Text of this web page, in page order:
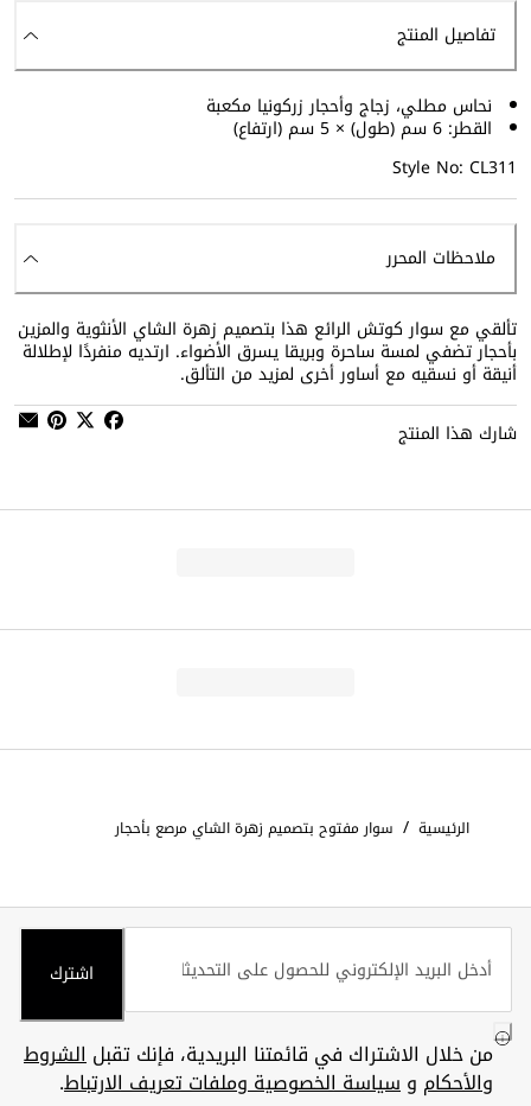
تفاصيل المنتج
نحاس مطلي، زجاج وأحجار زركونيا مكعبة
القطر: 6 سم (طول) × 5 سم (ارتفاع)
Style No: CL311
ملاحظات المحرر
تألقي مع سوار كوتش الرائع هذا بتصميم زهرة الشاي الأنثوية والمزين
بأحجار تضفي لمسة ساحرة وبريقا يسرق الأضواء. ارتديه منفردًا لإطلالة
أنيقة أو نسقيه مع أساور أخرى لمزيد من التألق.
شارك هذا المنتج
الرئيسية / سوار مفتوح بتصميم زهرة الشاي مرصع بأحجار
اشترك
من خلال الاشتراك في قائمتنا البريدية، فإنك تقبلالشروط
والأحكام وسياسة الخصوصية وملفات تعريف الارتباط.